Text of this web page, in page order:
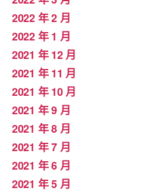
2022 年 2 月
2022 年 1 月
2021 年 12 月
2021 年 11 月
2021 年 10 月
2021 年 9 月
2021 年 8 月
2021 年 7 月
2021 年 6 月
2021 年 5 月